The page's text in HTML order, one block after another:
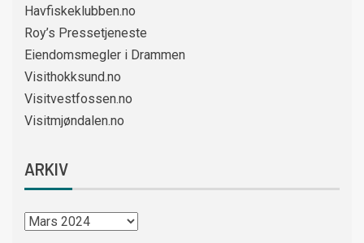
Havfiskeklubben.no
Roy’s Pressetjeneste
Eiendomsmegler i Drammen
Visithokksund.no
Visitvestfossen.no
Visitmjøndalen.no
ARKIV